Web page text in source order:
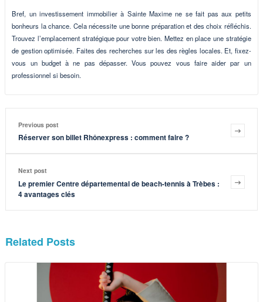
Bref, un investissement immobilier à Sainte Maxime ne se fait pas aux petits
bonheurs la chance. Cela nécessite une bonne préparation et des choix réfléchis.
Trouvez l’emplacement stratégique pour votre bien. Mettez en place une stratégie
de gestion optimisée. Faites des recherches sur les des règles locales. Et, fixez-
vous un budget à ne pas dépasser. Vous pouvez vous faire aider par un
professionnel si besoin.
Previous post
Réserver son billet Rhônexpress : comment faire ?
Next post
Le premier Centre départemental de beach-tennis à Trèbes :
4 avantages clés
Related Posts